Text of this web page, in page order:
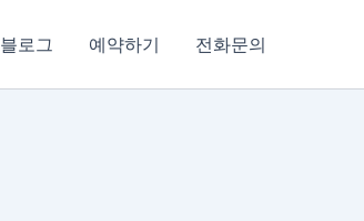
블로그 예약하기 전화문의